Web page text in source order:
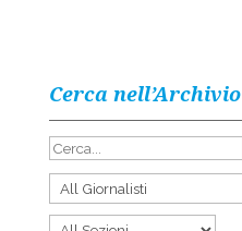
Cerca nell’Archivio